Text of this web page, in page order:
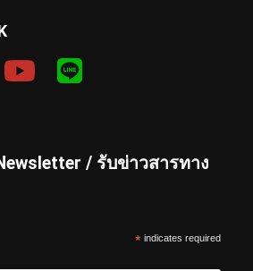
/ รับข่าวสารทาง
* indicates required